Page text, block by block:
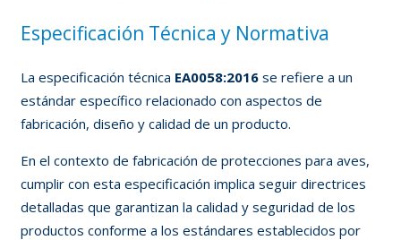
Especificación Técnica y Normativa
La especificación técnica EA0058:2016se refiere a un
estándar específico relacionado con aspectos de
fabricación, diseño y calidad de un producto.
En el contexto de fabricación de protecciones para aves,
cumplir con esta especificación implica seguir directrices
detalladas que garantizan la calidad y seguridad de los
productos conforme a los estándares establecidos por